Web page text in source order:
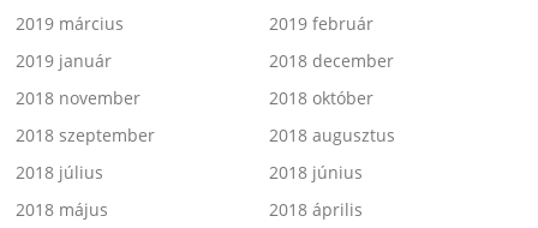
2019 március
2019 február
2019 január
2018 december
2018 november
2018 október
2018 szeptember
2018 augusztus
2018 július
2018 június
2018 május
2018 április